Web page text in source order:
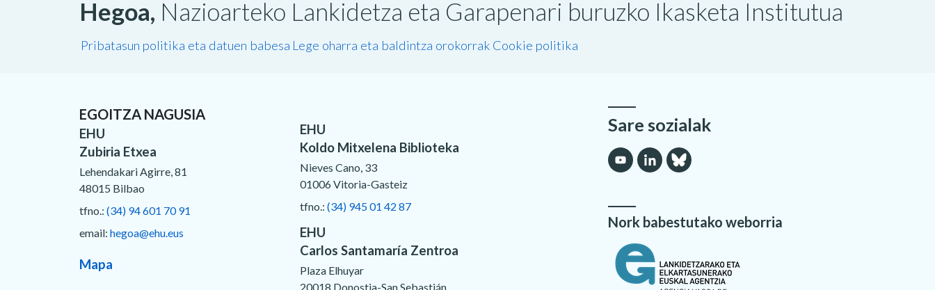
Hegoa, Nazioarteko Lankidetza eta Garapenari buruzko Ikasketa Institutua
Pribatasun politika eta datuen babesa Lege oharra eta baldintza orokorrak Cookie politika
EGOITZA NAGUSIA
EHU
Zubiria Etxea
Lehendakari Agirre, 81
48015 Bilbao
tfno.: (34) 94 601 70 91
email: hegoa@ehu.eus
Mapa
EHU
Koldo Mitxelena Biblioteka
Nieves Cano, 33
01006 Vitoria-Gasteiz
tfno.: (34) 945 01 42 87
EHU
Carlos Santamaría Zentroa
Plaza Elhuyar
20018 Donostia-San Sebastián
Sare sozialak
Nork babestutako weborria